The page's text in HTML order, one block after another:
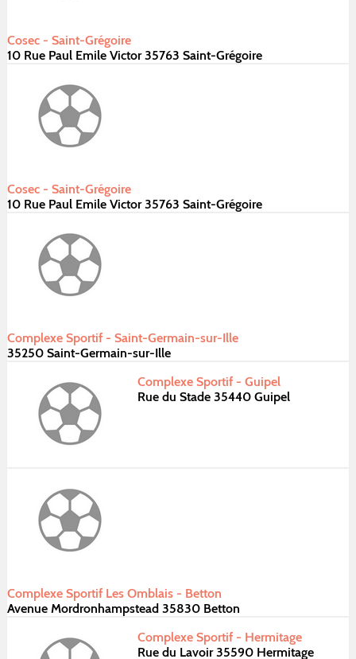
Cosec - Saint-Grégoire
10 Rue Paul Emile Victor 35763 Saint-Grégoire
Cosec - Saint-Grégoire
10 Rue Paul Emile Victor 35763 Saint-Grégoire
Complexe Sportif - Saint-Germain-sur-Ille
35250 Saint-Germain-sur-Ille
Complexe Sportif - Guipel
Rue du Stade 35440 Guipel
Complexe Sportif Les Omblais - Betton
Avenue Mordronhampstead 35830 Betton
Complexe Sportif - Hermitage
Rue du Lavoir 35590 Hermitage